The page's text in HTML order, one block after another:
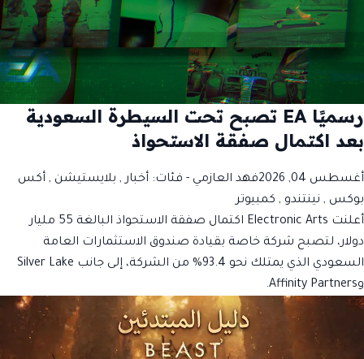
رسميًا EA تصبح تحت السيطرة السعودية
بعد اكتمال صفقة الاستحواذ
أغسطس 04, 2026 فهد العازمي - فئات: أخبار, بلايستيشن , أكس
بوكس , نينتندو , كمبيوتر
أعلنت Electronic Arts اكتمال صفقة الاستحواذ البالغة 55 مليار
دولار، لتصبح شركة خاصة بقيادة صندوق الاستثمارات العامة
السعودي الذي يمتلك نحو 93.4% من الشركة، إلى جانب Silver Lake
وAffinity Partners.